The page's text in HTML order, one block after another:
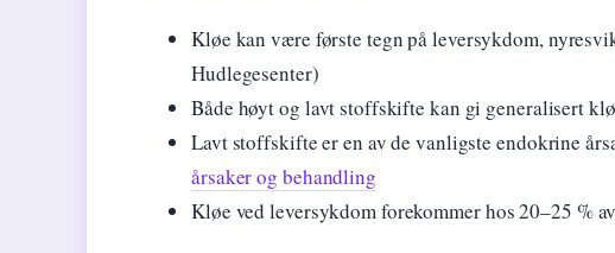
Kløe kan være første tegn på leversykdom,
Hudlegesenter)
Både høyt og lavt stoffskifte kan gi generalisert
Lavt stoffskifte er en av de vanligste endokrine
årsaker og behandling
Kløe ved leversykdom forekommer hos 20–25 %